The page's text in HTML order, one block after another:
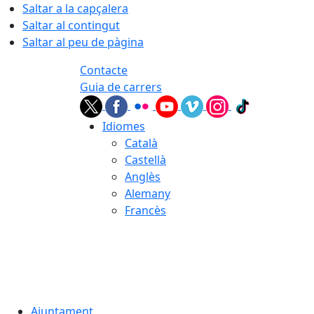
Saltar a la capçalera
Saltar al contingut
Saltar al peu de pàgina
Contacte
Guia de carrers
Idiomes
Català
Castellà
Anglès
Alemany
Francès